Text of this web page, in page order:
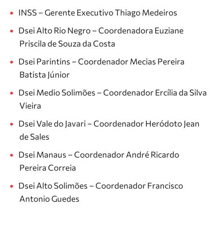
INSS – Gerente Executivo Thiago Medeiros
Dsei Alto Rio Negro – Coordenadora Euziane
Priscila de Souza da Costa
Dsei Parintins – Coordenador Mecias Pereira
Batista Júnior
Dsei Medio Solimões – Coordenador Ercília da Silva
Vieira
Dsei Vale do Javari – Coordenador Heródoto Jean
de Sales
Dsei Manaus – Coordenador André Ricardo
Pereira Correia
Dsei Alto Solimões – Coordenador Francisco
Antonio Guedes